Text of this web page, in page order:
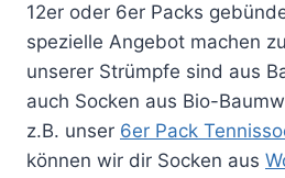
12er oder 6er Packs
spezielle Angebot machen
unserer Strümpfe sind aus
auch Socken aus Bio-
z.B. unser 6er Pack
können wir dir Socken aus